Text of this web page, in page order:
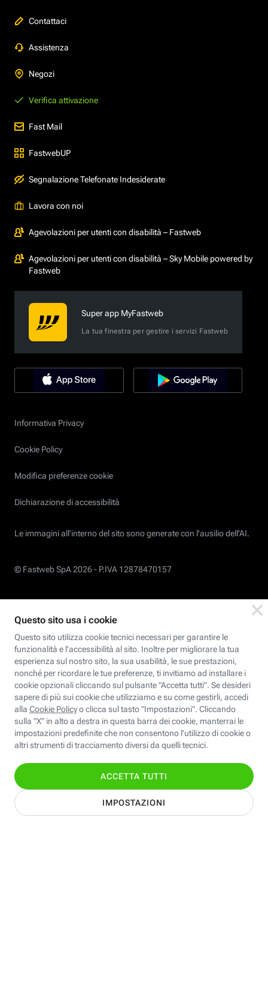
Contattaci
Assistenza
Negozi
Verifica attivazione
Fast Mail
FastwebUP
Segnalazione Telefonate Indesiderate
Lavora con noi
Agevolazioni per utenti con disabilità – Fastweb
Agevolazioni per utenti con disabilità – Sky Mobile powered by
Fastweb
Super app MyFastweb
La tua finestra per gestire i servizi Fastweb
Informativa Privacy
Cookie Policy
Modifica preferenze cookie
Dichiarazione di accessibilità
Le immagini all’interno del sito sono generate con l'ausilio dell'AI.
© Fastweb SpA 2026 - P.IVA 12878470157